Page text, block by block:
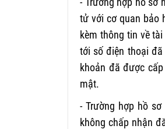
tử với cơ quan bảo
kèm thông tin về
tới số điện thoại
khoản đã được
mật.
- Trường hợp hồ
không chấp nhận